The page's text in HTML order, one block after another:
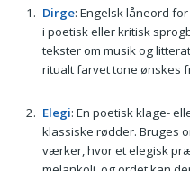
Dirge: Engelsk låneord
i poetisk eller kritisk
tekster om musik og
ritualt farvet tone ønskes
Elegi: En poetisk klage-
klassiske rødder. Bruges
værker, hvor et elegisk